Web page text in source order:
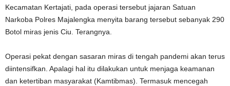
Kecamatan Kertajati, pada operasi tersebut jajaran Satuan
Narkoba Polres Majalengka menyita barang tersebut sebanyak 290
Botol miras jenis Ciu. Terangnya.
Operasi pekat dengan sasaran miras di tengah pandemi akan terus
diintensifkan. Apalagi hal itu dilakukan untuk menjaga keamanan
dan ketertiban masyarakat (Kamtibmas). Termasuk mencegah